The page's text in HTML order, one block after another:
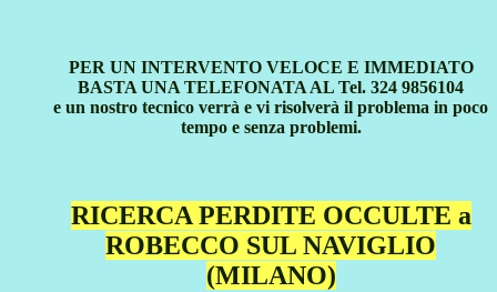
PER UN INTERVENTO VELOCE E IMMEDIATO
BASTA UNA TELEFONATA AL Tel. 324 9856104
e un nostro tecnico verrà e vi risolverà il problema in poco
tempo e senza problemi.
RICERCA PERDITE OCCULTE a
ROBECCO SUL NAVIGLIO
(MILANO)